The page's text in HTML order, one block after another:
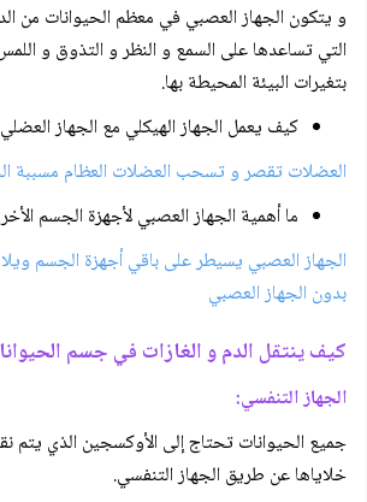
و يتكون الجهاز العصبي في معظم الحيوانات من
التي تساعدها على السمع و النظر و التذوق و
بتغيرات البيئة المحيطة بها.
كيف يعمل الجهاز الهيكلي مع الجهاز
العضلات تقصر و تسحب العضلات العظام مسببة
ما أهمية الجهاز العصبي لأجهزة الجسم
الجهاز العصبي يسيطر على باقي أجهزة الجسم
بدون الجهاز العصبي
كيف ينتقل الدم و الغازات في جسم
الجهاز التنفسي:
جميع الحيوانات تحتاج إلى الأوكسجين الذي يتم
خلاياها عن طريق الجهاز التنفسي.